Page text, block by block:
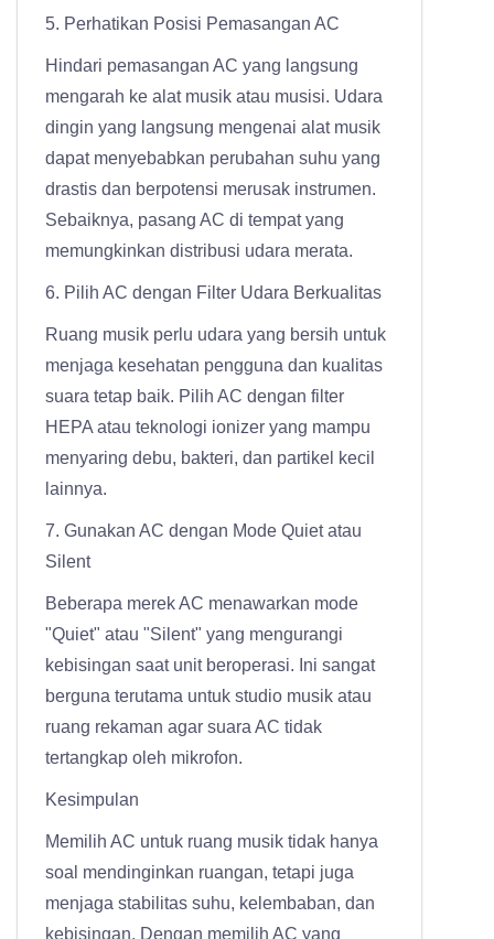
5. Perhatikan Posisi Pemasangan AC
Hindari pemasangan AC yang langsung
mengarah ke alat musik atau musisi. Udara
dingin yang langsung mengenai alat musik
dapat menyebabkan perubahan suhu yang
drastis dan berpotensi merusak instrumen.
Sebaiknya, pasang AC di tempat yang
memungkinkan distribusi udara merata.
6. Pilih AC dengan Filter Udara Berkualitas
Ruang musik perlu udara yang bersih untuk
menjaga kesehatan pengguna dan kualitas
suara tetap baik. Pilih AC dengan filter
HEPA atau teknologi ionizer yang mampu
menyaring debu, bakteri, dan partikel kecil
lainnya.
7. Gunakan AC dengan Mode Quiet atau
Silent
Beberapa merek AC menawarkan mode
"Quiet" atau "Silent" yang mengurangi
kebisingan saat unit beroperasi. Ini sangat
berguna terutama untuk studio musik atau
ruang rekaman agar suara AC tidak
tertangkap oleh mikrofon.
Kesimpulan
Memilih AC untuk ruang musik tidak hanya
soal mendinginkan ruangan, tetapi juga
menjaga stabilitas suhu, kelembaban, dan
kebisingan. Dengan memilih AC yang